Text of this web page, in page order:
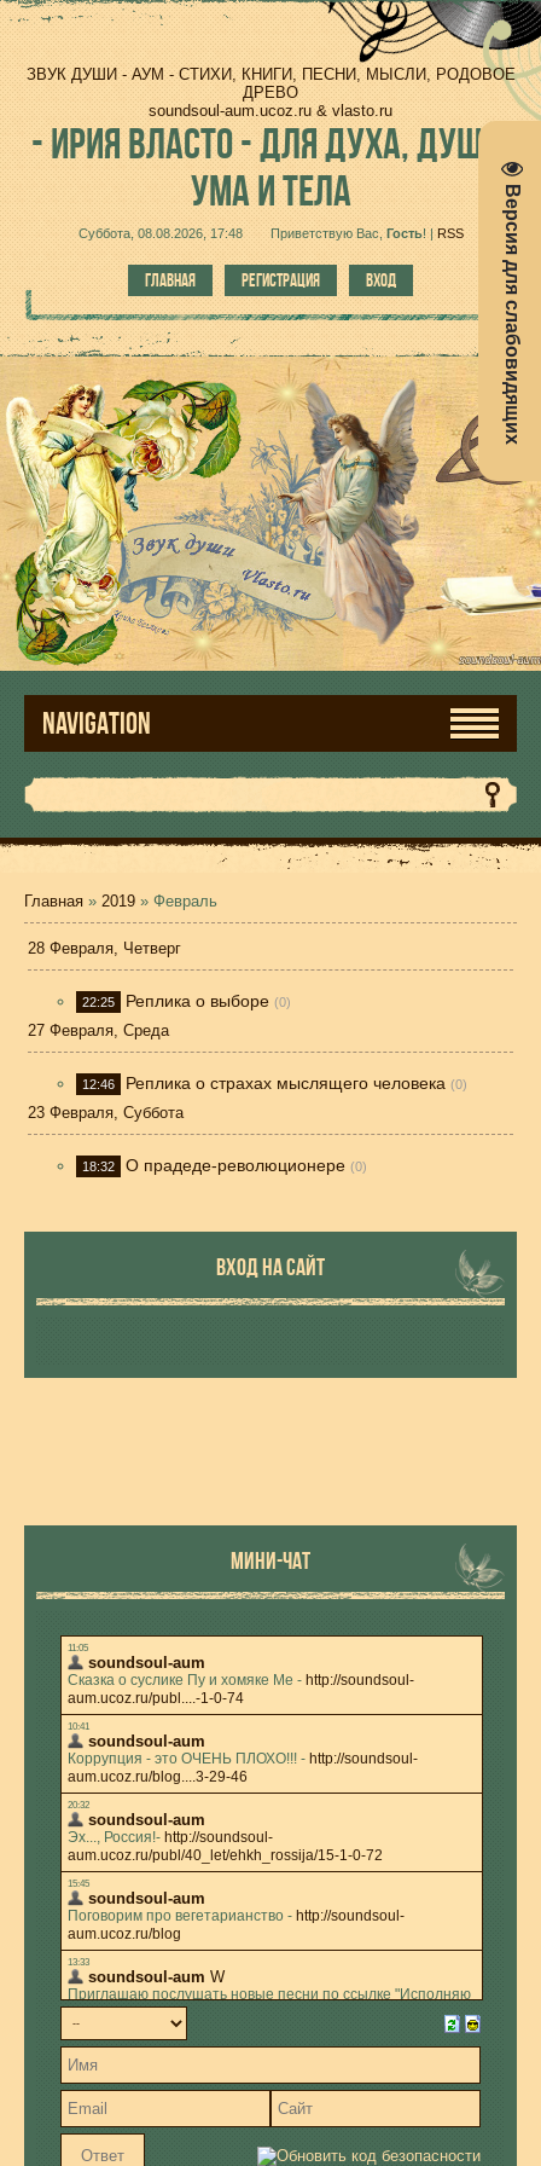
Версия для слабовидящих
ЗВУК ДУШИ - АУМ - СТИХИ, КНИГИ, ПЕСНИ, МЫСЛИ, РОДОВОЕ
ДРЕВО
soundsoul-aum.ucoz.ru & vlasto.ru
-ИРИЯ ВЛАСТО - ДЛЯ ДУХА, ДУШИ,
УМА И ТЕЛА
Суббота, 08.08.2026, 17:48 Приветствую Вас Гость!| RSS
ГЛАВНАЯ РЕГИСТРАЦИЯ ВХОД
NAVIGATION
Главная » 2019 » Февраль
28 Февраля, Четверг
22:25 Реплика о выборе (0)
27 Февраля, Среда
12:46 Реплика о страхах мыслящего человека (0)
23 Февраля, Суббота
18:32 О прадеде-революционере (0)
ВХОД НА САЙТ
МИНИ-ЧАТ